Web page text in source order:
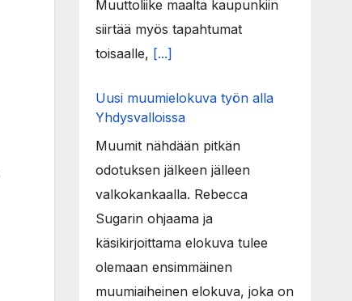
Muuttoliike maalta kaupunkiin
siirtää myös tapahtumat
toisaalle, [...]
Uusi muumielokuva työn alla
Yhdysvalloissa
Muumit nähdään pitkän
odotuksen jälkeen jälleen
valkokankaalla. Rebecca
Sugarin ohjaama ja
käsikirjoittama elokuva tulee
olemaan ensimmäinen
muumiaiheinen elokuva, joka on